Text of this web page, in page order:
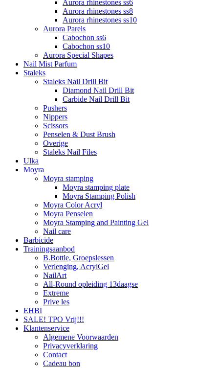
Aurora rhinestones ss6
Aurora rhinestones ss8
Aurora rhinestones ss10
Aurora Parels
Cabochon ss6
Cabochon ss10
Aurora Special Shapes
Nail Mist Parfum
Staleks
Staleks Nail Drill Bit
Diamond Nail Drill Bit
Carbide Nail Drill Bit
Pushers
Nippers
Scissors
Penselen & Dust Brush
Overige
Staleks Nail Files
Ulka
Moyra
Moyra stamping
Moyra stamping plate
Moyra Stamping Polish
Moyra Color Acryl
Moyra Penselen
Moyra Stamping and Painting Gel
Nail care
Barbicide
Trainingsaanbod
B.Bottle, Groepslessen
Verlenging, AcrylGel
NailArt
All-Round opleiding 13daagse
Extreme
Prive les
EHBI
SALE! TPO Vrij!!!
Klantenservice
Algemene Voorwaarden
Privacyverklaring
Contact
Cadeau bon